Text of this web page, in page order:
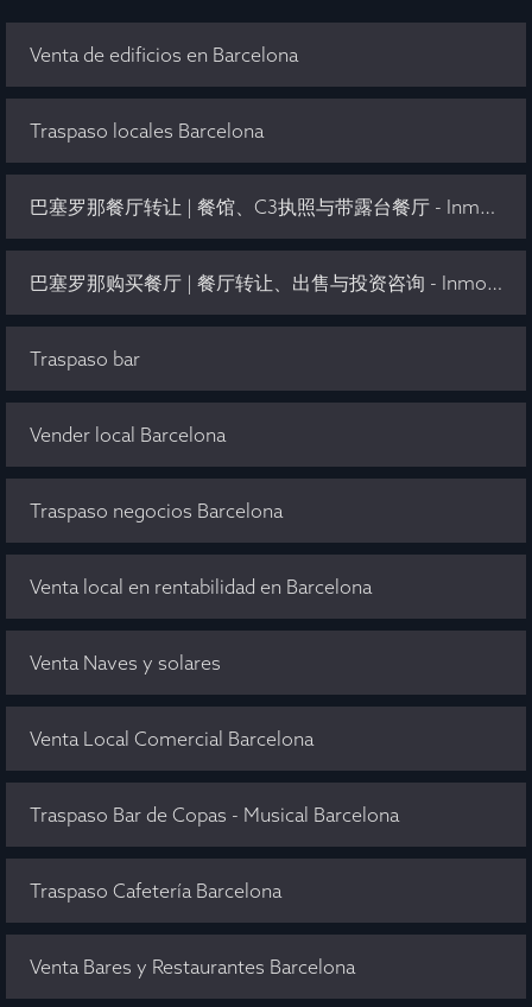
Venta de edificios en Barcelona
Traspaso locales Barcelona
巴塞罗那餐厅转让 | 餐馆、C3执照与带露台餐厅 - Inmo Olaya
巴塞罗那购买餐厅 | 餐厅转让、出售与投资咨询 - Inmo Olaya
Traspaso bar
Vender local Barcelona
Traspaso negocios Barcelona
Venta local en rentabilidad en Barcelona
Venta Naves y solares
Venta Local Comercial Barcelona
Traspaso Bar de Copas - Musical Barcelona
Traspaso Cafetería Barcelona
Venta Bares y Restaurantes Barcelona